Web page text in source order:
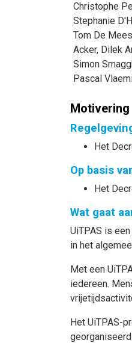
Christophe
Stephanie
Tom De
Acker, Dilek
Simon
Pascal
Motivering
Het
Op basis
Het
Wat gaat
UiTPAS is
in het
Met een
iedereen.
Het UiTPAS-